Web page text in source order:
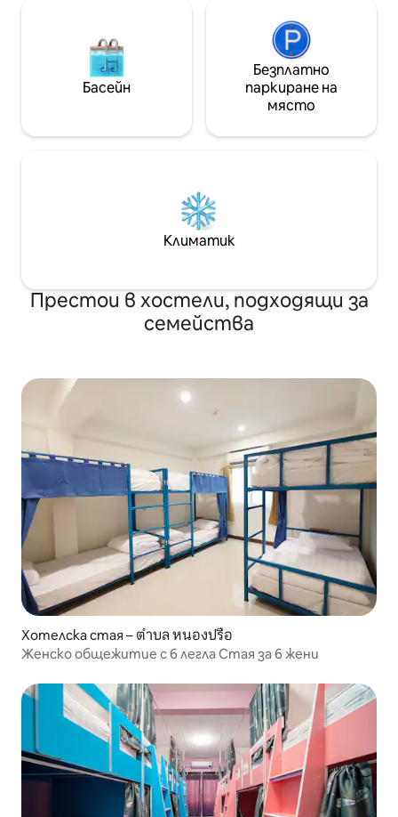
Басейн
Безплатно
паркиране на
място
Климатик
Престои в хостели, подходящи за
семейства
Хотелска стая – ตำบล หนองปรือ
Женско общежитие с 6 легла Стая за 6 жени